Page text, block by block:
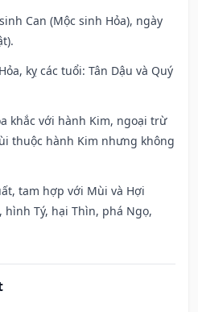
Can (Mộc sinh Hỏa), ngày
kỵ các tuổi: Tân Dậu và Quý
khắc với hành Kim, ngoại trừ
thuộc hành Kim nhưng không
tam hợp với Mùi và Hợi
hình Tý, hại Thìn, phá Ngọ,